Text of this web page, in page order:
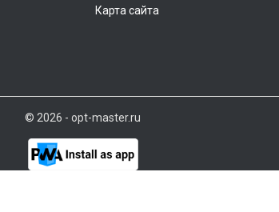
Карта сайта
© 2026 - opt-master.ru